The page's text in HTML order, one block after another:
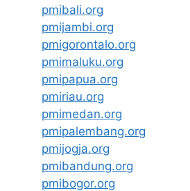
pmibali.org
pmijambi.org
pmigorontalo.org
pmimaluku.org
pmipapua.org
pmiriau.org
pmimedan.org
pmipalembang.org
pmijogja.org
pmibandung.org
pmibogor.org